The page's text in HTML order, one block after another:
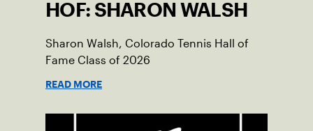
HOF: SHARON WALSH
Sharon Walsh, Colorado Tennis Hall of
Fame Class of 2026
READ MORE